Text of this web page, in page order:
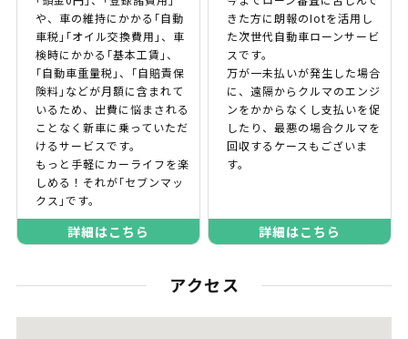
や、車の維持にかかる｢自動
車税｣｢オイル交換費用｣、車
検時にかかる｢基本工賃｣、
｢自動車重量税｣、｢自賠責保
険料｣などが月額に含まれて
いるため、出費に悩まされる
ことなく新車に乗っていただ
けるサービスです。
もっと手軽にカーライフを楽
しめる！それが｢セブンマッ
クス｣です。
詳細はこちら
きた方に朗報のIotを活用し
た次世代自動車ローンサービ
スです。
万が一未払いが発生した場合
に、遠隔からクルマのエンジ
ンをかからなくし支払いを促
したり、最悪の場合クルマを
回収するケースもございま
す。
詳細はこちら
アクセス